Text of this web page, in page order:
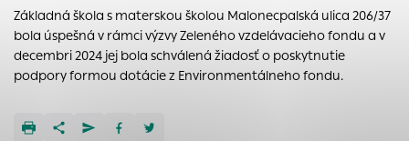
Základná škola s materskou školou Malonecpalská ulica 206/37
bola úspešná v rámci výzvy Zeleného vzdelávacieho fondu a v
decembri 2024 jej bola schválená žiadosť o poskytnutie
podpory formou dotácie z Environmentálneho fondu.
voľba v tomto okne.
Vyberte úroveň cookies, ktorú chcete povoliť
Technické cookies
umožňujú základné funkcie, ako je navigácia na stránke a